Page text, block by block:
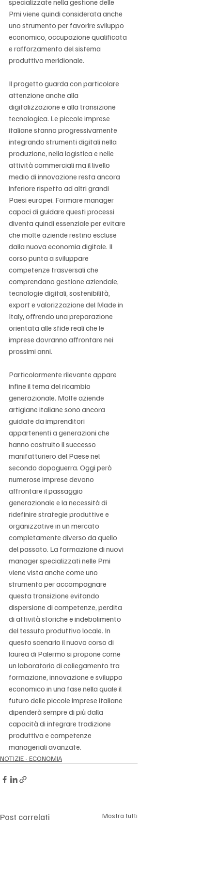
Pmi viene quindi considerata anche
uno strumento per favorire sviluppo
economico, occupazione qualificata
e rafforzamento del sistema
produttivo meridionale.
Il progetto guarda con particolare
attenzione anche alla
digitalizzazione e alla transizione
tecnologica. Le piccole imprese
italiane stanno progressivamente
integrando strumenti digitali nella
produzione, nella logistica e nelle
attività commerciali ma il livello
medio di innovazione resta ancora
inferiore rispetto ad altri grandi
Paesi europei. Formare manager
capaci di guidare questi processi
diventa quindi essenziale per evitare
che molte aziende restino escluse
dalla nuova economia digitale. Il
corso punta a sviluppare
competenze trasversali che
comprendano gestione aziendale,
tecnologie digitali, sostenibilità,
export e valorizzazione del Made in
Italy, offrendo una preparazione
orientata alle sfide reali che le
imprese dovranno affrontare nei
prossimi anni.
Particolarmente rilevante appare
infine il tema del ricambio
generazionale. Molte aziende
artigiane italiane sono ancora
guidate da imprenditori
appartenenti a generazioni che
hanno costruito il successo
manifatturiero del Paese nel
secondo dopoguerra. Oggi però
numerose imprese devono
affrontare il passaggio
generazionale e la necessità di
ridefinire strategie produttive e
organizzative in un mercato
completamente diverso da quello
del passato. La formazione di nuovi
manager specializzati nelle Pmi
viene vista anche come uno
strumento per accompagnare
questa transizione evitando
dispersione di competenze, perdita
di attività storiche e indebolimento
del tessuto produttivo locale. In
questo scenario il nuovo corso di
laurea di Palermo si propone come
un laboratorio di collegamento tra
formazione, innovazione e sviluppo
economico in una fase nella quale il
futuro delle piccole imprese italiane
dipenderà sempre di più dalla
capacità di integrare tradizione
produttiva e competenze
manageriali avanzate.
NOTIZIE - ECONOMIA
Post correlati Mostra tutti